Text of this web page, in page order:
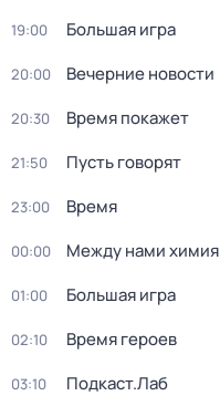
19:00 Большая игра
20:00 Вечерние новости
20:30 Время покажет
21:50 Пусть говорят
23:00 Время
00:00 Между нами химия
01:00 Большая игра
02:10 Время героев
03:10 Подкаст.Лаб